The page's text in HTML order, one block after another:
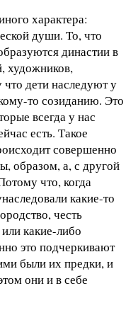
характера:
души. То, что
династии в
художников,
дети наследуют у
то созиданию. Это
всегда у нас
есть. Такое
совершенно
образом, а, с другой
что, когда
какие-то
честь
какие-либо
это подчеркивают
были их предки, и
они и в себе